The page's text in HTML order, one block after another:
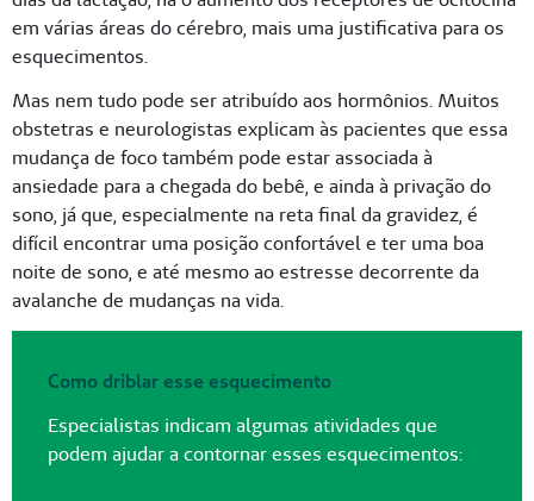
em várias áreas do cérebro, mais uma justificativa para os
esquecimentos.
Mas nem tudo pode ser atribuído aos hormônios. Muitos
obstetras e neurologistas explicam às pacientes que essa
mudança de foco também pode estar associada à
ansiedade para a chegada do bebê, e ainda à privação do
sono, já que, especialmente na reta final da gravidez, é
difícil encontrar uma posição confortável e ter uma boa
noite de sono, e até mesmo ao estresse decorrente da
avalanche de mudanças na vida.
Como driblar esse esquecimento
Especialistas indicam algumas atividades que
podem ajudar a contornar esses esquecimentos: